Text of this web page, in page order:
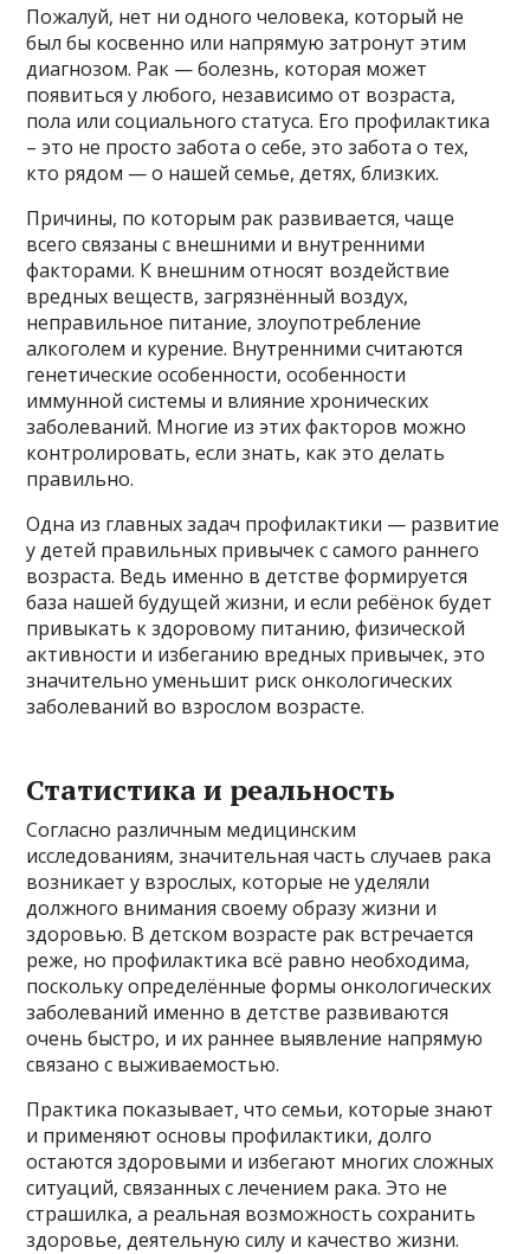
Пожалуй, нет ни одного человека, который не
был бы косвенно или напрямую затронут этим
диагнозом. Рак — болезнь, которая может
появиться у любого, независимо от возраста,
пола или социального статуса. Его профилактика
– это не просто забота о себе, это забота о тех,
кто рядом — о нашей семье, детях, близких.
Причины, по которым рак развивается, чаще
всего связаны с внешними и внутренними
факторами. К внешним относят воздействие
вредных веществ, загрязнённый воздух,
неправильное питание, злоупотребление
алкоголем и курение. Внутренними считаются
генетические особенности, особенности
иммунной системы и влияние хронических
заболеваний. Многие из этих факторов можно
контролировать, если знать, как это делать
правильно.
Одна из главных задач профилактики — развитие
у детей правильных привычек с самого раннего
возраста. Ведь именно в детстве формируется
база нашей будущей жизни, и если ребёнок будет
привыкать к здоровому питанию, физической
активности и избеганию вредных привычек, это
значительно уменьшит риск онкологических
заболеваний во взрослом возрасте.
Статистика и реальность
Согласно различным медицинским
исследованиям, значительная часть случаев рака
возникает у взрослых, которые не уделяли
должного внимания своему образу жизни и
здоровью. В детском возрасте рак встречается
реже, но профилактика всё равно необходима,
поскольку определённые формы онкологических
заболеваний именно в детстве развиваются
очень быстро, и их раннее выявление напрямую
связано с выживаемостью.
Практика показывает, что семьи, которые знают
и применяют основы профилактики, долго
остаются здоровыми и избегают многих сложных
ситуаций, связанных с лечением рака. Это не
страшилка, а реальная возможность сохранить
здоровье, деятельную силу и качество жизни.